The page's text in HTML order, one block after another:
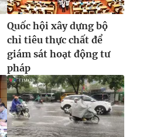
Quốc hội xây dựng bộ
chỉ tiêu thực chất để
giám sát hoạt động tư
pháp